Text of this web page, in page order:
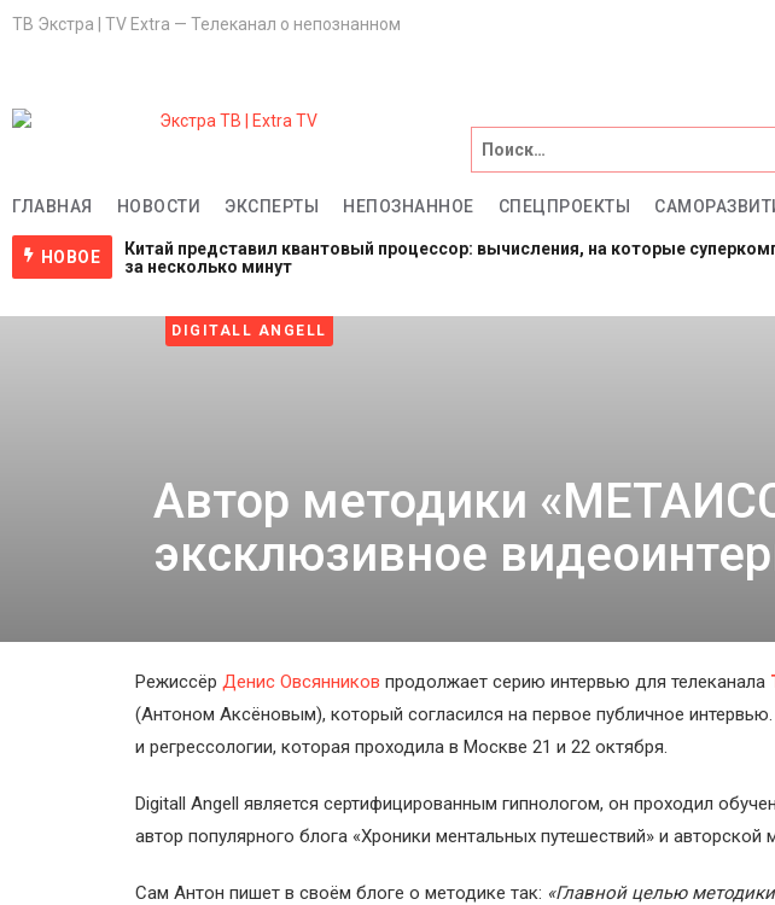
ТВ Экстра | TV Extra — Телеканал о непознанном
ГЛАВНАЯ НОВОСТИ ЭКСПЕРТЫ НЕПОЗНАННОЕ СПЕЦПРОЕКТЫ
НОВОСТИ
Эксперты
НЕПОЗНАННОЕ
проекте
НОВОЕ
Китай представил квантовый процессор: вычисления, на которые
за несколько минут
4 недели назад
Пентагон снова открыл архивы НЛО: вопросов стало больше, чем ответов
DIGITALL ANGELL
Автор методики
эксклюзивное
Режиссёр Денис Овсянников продолжает серию интервью для телеканала
(Антоном Аксёновым), который согласился на первое публичное
и регрессологии, которая проходила в Москве 21 и 22 октября.
Digitall Angell является сертифицированным гипнологом, он проходил
автор популярного блога «Хроники ментальных путешествий» и
Сам Антон пишет в своём блоге о методике так: «Главной целью